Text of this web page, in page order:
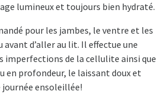
lumineux et toujours bien hydraté.
pour les jambes, le ventre et les
avant d’aller au lit. Il effectue une
imperfections de la cellulite ainsi que
en profondeur, le laissant doux et
ensoleillée!